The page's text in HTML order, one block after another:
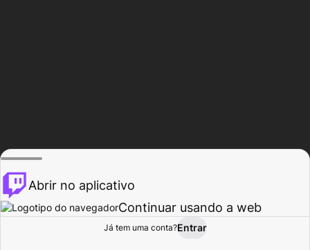
Procurar Atividade
Abrir no aplicativo
Continuar usando a web
Já tem uma conta?Entrar